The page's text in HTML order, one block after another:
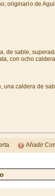
originario de
de sable,
con ocho
una caldera de
Añadir